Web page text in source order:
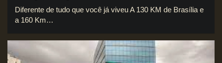
Diferente de tudo que você já viveu A 130 KM de Brasília e
a 160 Km…